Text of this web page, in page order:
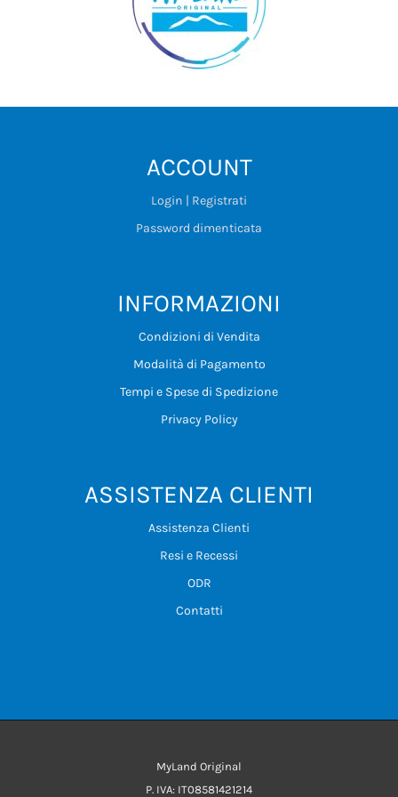
ACCOUNT
Login | Registrati
Password dimenticata
INFORMAZIONI
Condizioni di Vendita
Modalità di Pagamento
Tempi e Spese di Spedizione
Privacy Policy
ASSISTENZA CLIENTI
Assistenza Clienti
Resi e Recessi
ODR
Contatti
MyLand Original
P. IVA: IT08581421214